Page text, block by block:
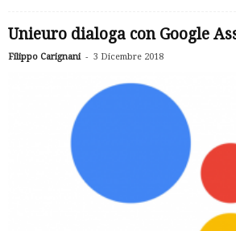
Unieuro dialoga con Google
Filippo Carignani - 3 Dicembre 2018